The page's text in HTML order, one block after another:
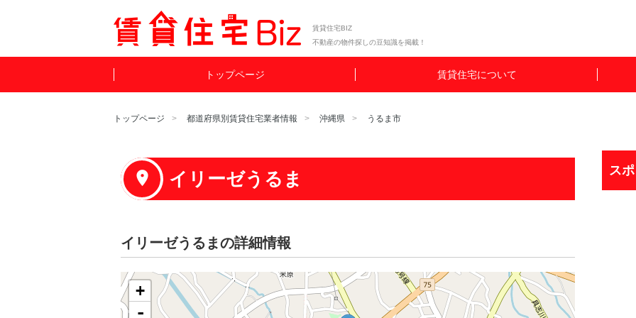
賃貸住宅BIZ
不動産の物件探しの豆知識を掲載！
トップページ 賃貸住宅について
トップページ 都道府県別賃貸住宅業者情報 沖縄県 うるま市
イリーゼうるま
イリーゼうるまの詳細情報
+
-
ス